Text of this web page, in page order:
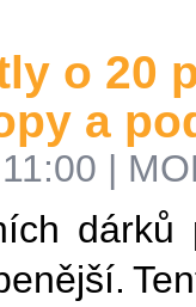
o 20
a
|